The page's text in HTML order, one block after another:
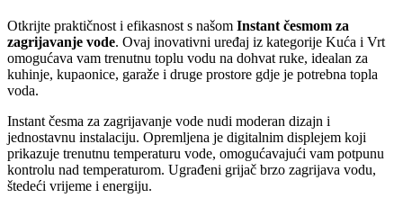
Otkrijte praktičnost i efikasnost s našom Instant česmom za
zagrijavanje vode. Ovaj inovativni uređaj iz kategorije Kuća i Vrt
omogućava vam trenutnu toplu vodu na dohvat ruke, idealan za
kuhinje, kupaonice, garaže i druge prostore gdje je potrebna topla
voda.
Instant česma za zagrijavanje vode nudi moderan dizajn i
jednostavnu instalaciju. Opremljena je digitalnim displejem koji
prikazuje trenutnu temperaturu vode, omogućavajući vam potpunu
kontrolu nad temperaturom. Ugrađeni grijač brzo zagrijava vodu,
štedeći vrijeme i energiju.